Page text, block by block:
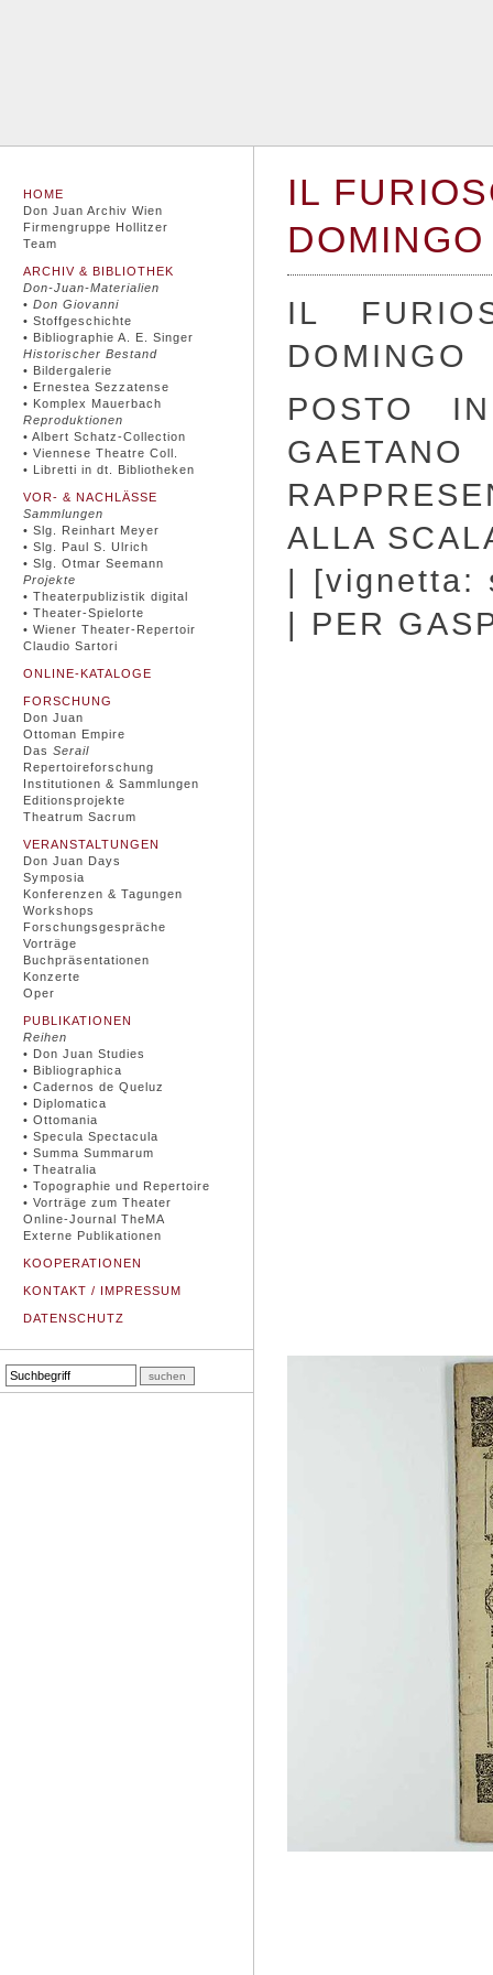
HOME
Don Juan Archiv Wien
Firmengruppe Hollitzer
Team
ARCHIV & BIBLIOTHEK
Don-Juan-Materialien
• Don Giovanni
• Stoffgeschichte
• Bibliographie A. E. Singer
Historischer Bestand
• Bildergalerie
• Ernestea Sezzatense
• Komplex Mauerbach
Reproduktionen
• Albert Schatz-Collection
• Viennese Theatre Coll.
• Libretti in dt. Bibliotheken
VOR- & NACHLÄSSE
Sammlungen
• Slg. Reinhart Meyer
• Slg. Paul S. Ulrich
• Slg. Otmar Seemann
Projekte
• Theaterpublizistik digital
• Theater-Spielorte
• Wiener Theater-Repertoir
Claudio Sartori
ONLINE-KATALOGE
FORSCHUNG
Don Juan
Ottoman Empire
Das Serail
Repertoireforschung
Institutionen & Sammlungen
Editionsprojekte
Theatrum Sacrum
VERANSTALTUNGEN
Don Juan Days
Symposia
Konferenzen & Tagungen
Workshops
Forschungsgespräche
Vorträge
Buchpräsentationen
Konzerte
Oper
PUBLIKATIONEN
Reihen
• Don Juan Studies
• Bibliographica
• Cadernos de Queluz
• Diplomatica
• Ottomania
• Specula Spectacula
• Summa Summarum
• Theatralia
• Topographie und Repertoire
• Vorträge zum Theater
Online-Journal TheMA
Externe Publikationen
KOOPERATIONEN
KONTAKT / IMPRESSUM
DATENSCHUTZ
IL
DOMINGO
IL
POSTO
ALLA
| [vignetta:
| PER